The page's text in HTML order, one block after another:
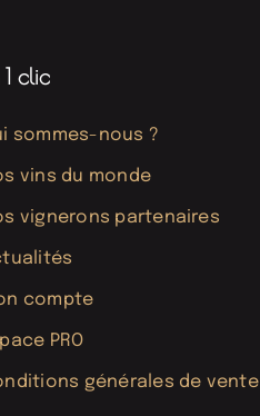
1 clic
sommes-nous ?
vins du monde
vignerons partenaires
compte
PRO
générales de vente